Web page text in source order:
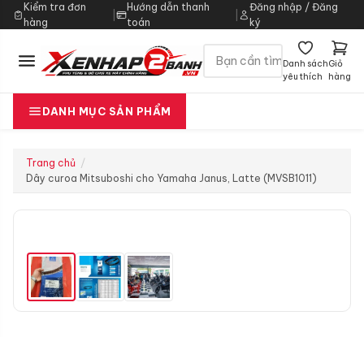
Kiểm tra đơn
hàng
|
Hướng dẫn thanh
toán
Đăng nhập / Đăng
ký
Danh sách
yêu thích
Giỏ
hàng
DANH MỤC SẢN PHẨM
Trang chủ
Dây curoa Mitsuboshi cho Yamaha Janus, Latte (MVSB1011)